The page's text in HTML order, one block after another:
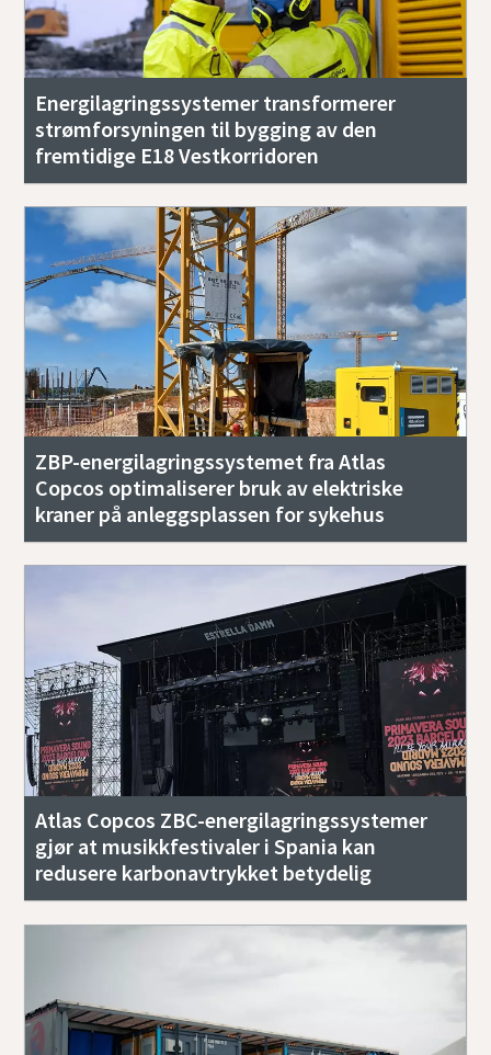
Energilagringssystemer transformerer
strømforsyningen til bygging av den
fremtidige E18 Vestkorridoren
ZBP-energilagringssystemet fra Atlas
Copcos optimaliserer bruk av elektriske
kraner på anleggsplassen for sykehus
Atlas Copcos ZBC-energilagringssystemer
gjør at musikkfestivaler i Spania kan
redusere karbonavtrykket betydelig